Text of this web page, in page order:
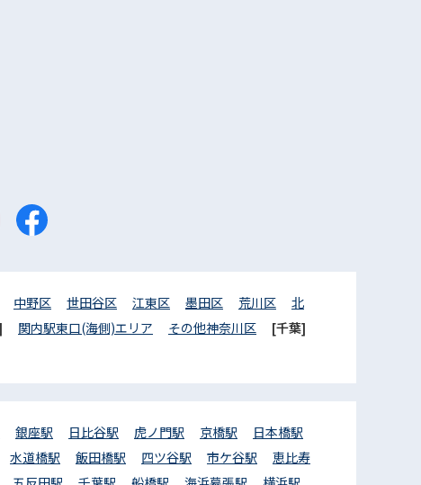
中野区 世田谷区 江東区 墨田区 荒川区
北
] 関内駅東口(海側)エリア その他神奈川区
[千葉]
銀座駅 日比谷駅 虎ノ門駅 京橋駅
日本橋駅
水道橋駅 飯田橋駅 四ツ谷駅 市ケ谷駅
恵比寿